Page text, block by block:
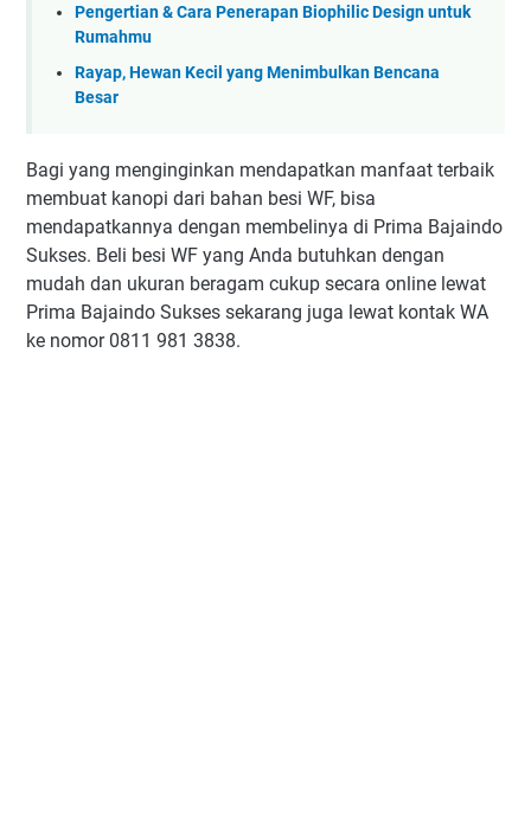
Pengertian & Cara Penerapan Biophilic Design untuk
Rumahmu
Rayap, Hewan Kecil yang Menimbulkan Bencana
Besar
Bagi yang menginginkan mendapatkan manfaat terbaik
membuat kanopi dari bahan besi WF, bisa
mendapatkannya dengan membelinya di Prima Bajaindo
Sukses. Beli besi WF yang Anda butuhkan dengan
mudah dan ukuran beragam cukup secara online lewat
Prima Bajaindo Sukses sekarang juga lewat kontak WA
ke nomor 0811 981 3838.